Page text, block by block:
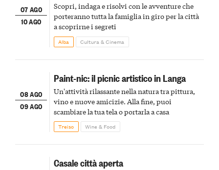
07 AGO
10 AGO
Scopri, indaga e risolvi con le avventure che
porteranno tutta la famiglia in giro per la città
a scoprirne i segreti
Alba Cultura & Cinema
08 AGO
09 AGO
Paint-nic: il picnic artistico in Langa
Un'attività rilassante nella natura tra pittura,
vino e nuove amicizie. Alla fine, puoi
scambiare la tua tela o portarla a casa
Treiso Wine & Food
Casale città aperta